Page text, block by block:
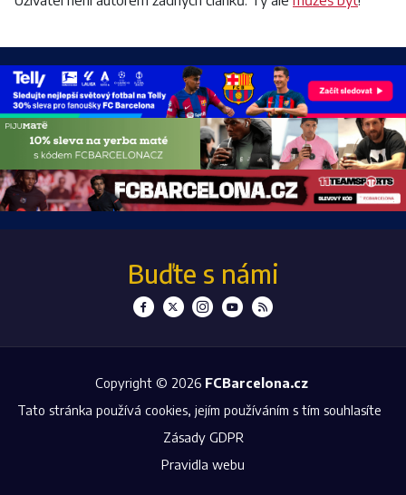
Buďte s námi
Copyright © 2026 FCBarcelona.cz
Tato stránka používá cookies, jejím používáním s tím souhlasíte
Zásady GDPR
Pravidla webu